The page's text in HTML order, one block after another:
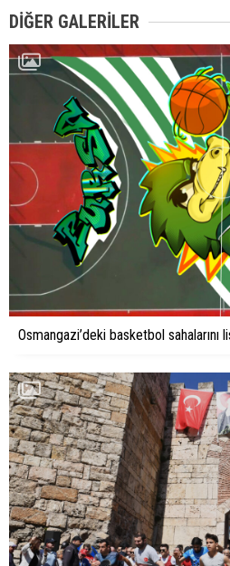
DIĞER GALERILER
Osmangazi’deki basketbol